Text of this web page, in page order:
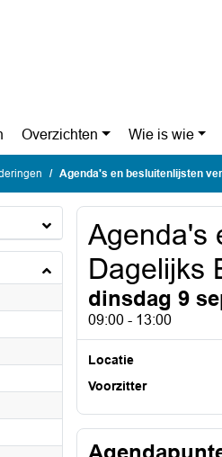
Overzichten Wie is wie
Agenda's en besluitenlijsten
Agenda's
Dagelijks
dinsdag 9
09:00 - 13:00
Locatie
Voorzitter